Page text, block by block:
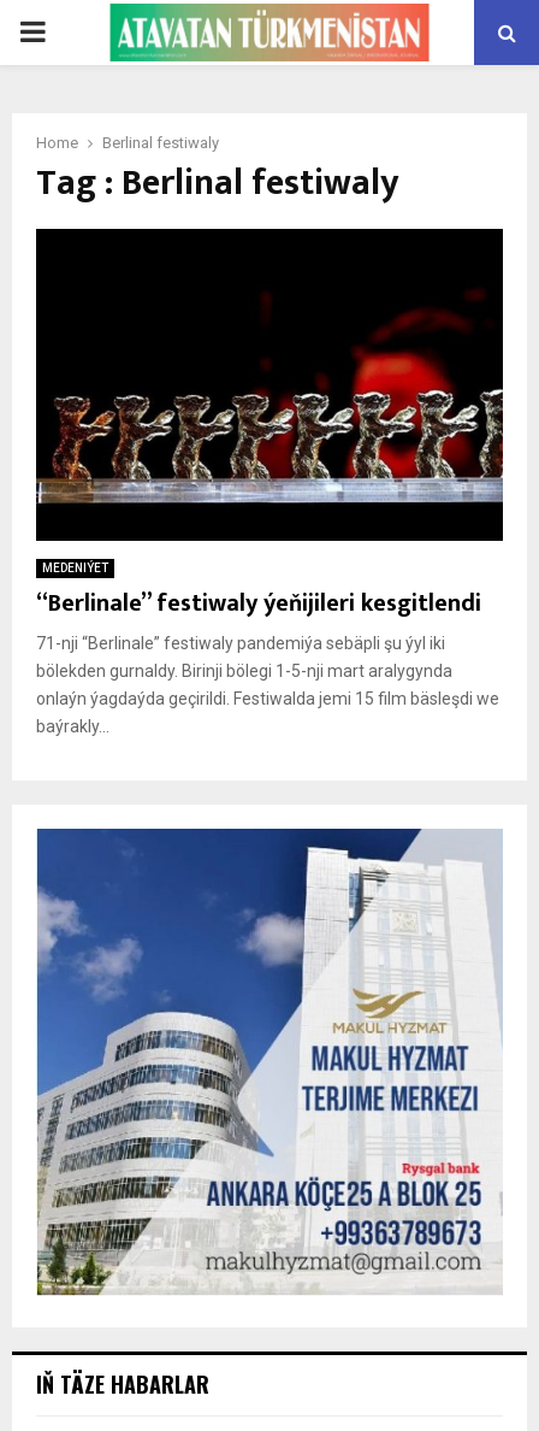
PRIMARY
Home Berlinal festiwaly
Tag : Berlinal festiwaly
MEDENIÝET
“Berlinale” festiwaly ýeňijileri kesgitlendi
71-nji “Berlinale” festiwaly pandemiýa sebäpli şu ýyl iki
bölekden gurnaldy. Birinji bölegi 1-5-nji mart aralygynda
onlaýn ýagdaýda geçirildi. Festiwalda jemi 15 film bäsleşdi we
baýrakly...
IŇ TÄZE HABARLAR